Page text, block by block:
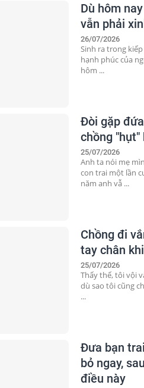
Dù hôm
vẫn phải
26/07/2026
Sinh ra trong
hạnh phúc của
hôm ...
Đòi gặp
chồng
25/07/2026
Anh ta nói mẹ
con trai một lần
năm anh vẫ ...
Chồng đi
tay chân
25/07/2026
Thấy thế, tôi vội
dù sao tôi cũng
...
Đưa bạn
bỏ ngay,
điều này